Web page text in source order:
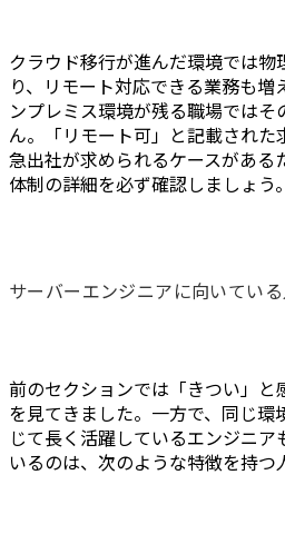
クラウド移行が進んだ環境では物
り、リモート対応できる業務も増
ンプレミス環境が残る職場ではそ
ん。「リモート可」と記載された
急出社が求められるケースがある
体制の詳細を必ず確認しましょう。
サーバーエンジニアに向いてい
前のセクションでは「きつい」と
を見てきました。一方で、同じ環
じて長く活躍しているエンジニア
いるのは、次のような特徴を持つ